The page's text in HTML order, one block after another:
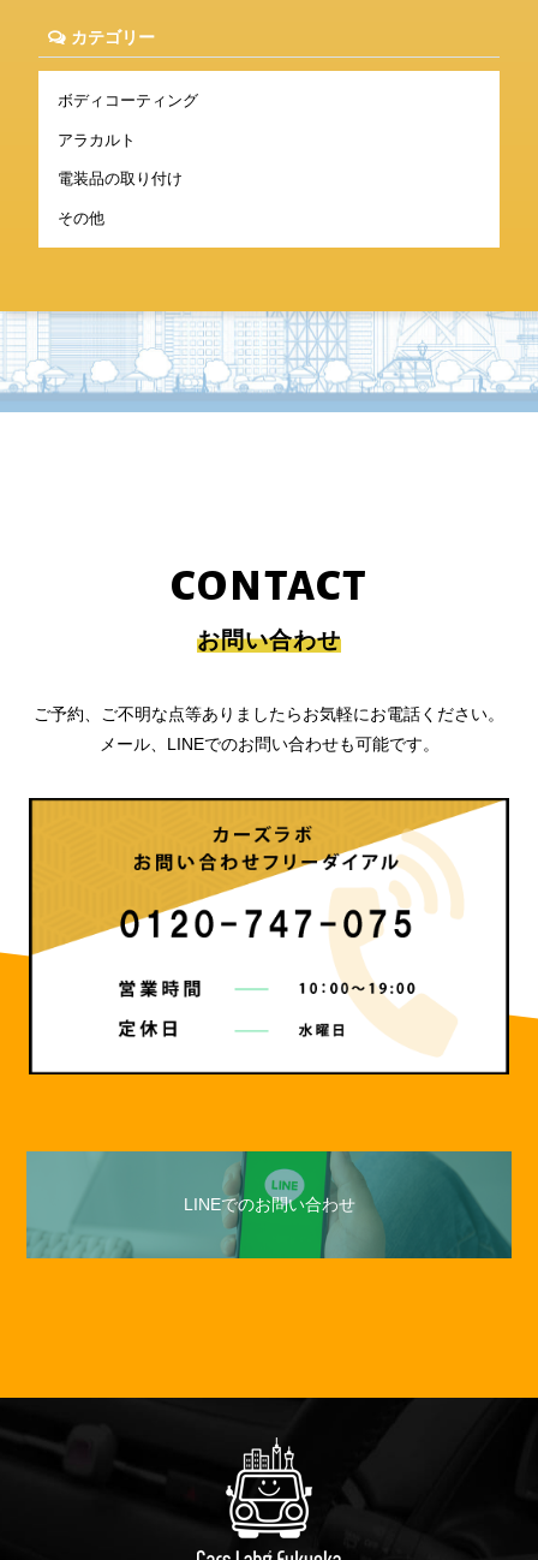
カテゴリー
ボディコーティング
アラカルト
電装品の取り付け
その他
CONTACT
お問い合わせ
ご予約、ご不明な点等ありましたらお気軽にお電話ください。
メール、LINEでのお問い合わせも可能です。
LINEでのお問い合わせ